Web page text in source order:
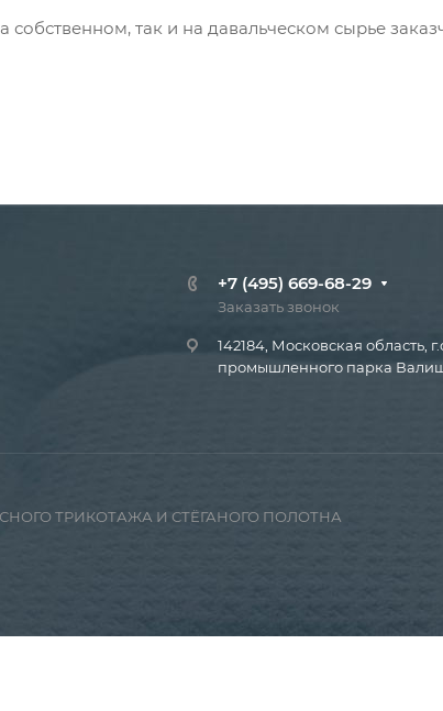
так и на давальческом сырье
+7 (495) 669-68-29
Заказать звонок
142184, Московская область,
промышленного парка
ТРИКОТАЖА И СТЁГАНОГО ПОЛОТНА